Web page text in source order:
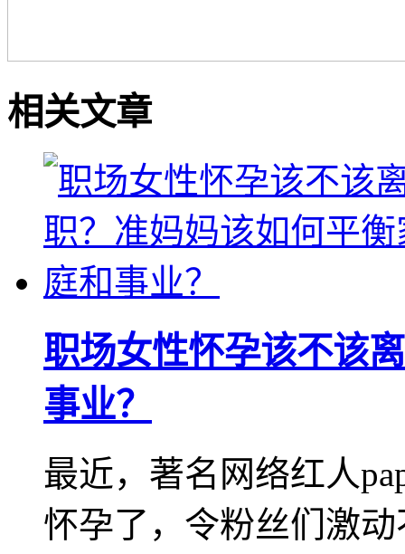
相关文章
职场女性怀孕该不该
事业？
最近，著名网络红人
怀孕了，令粉丝们激